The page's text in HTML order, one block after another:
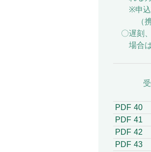
※申込書
（携帯
〇遅刻
場合は
PDF 40
PDF 41
PDF 42
PDF 43